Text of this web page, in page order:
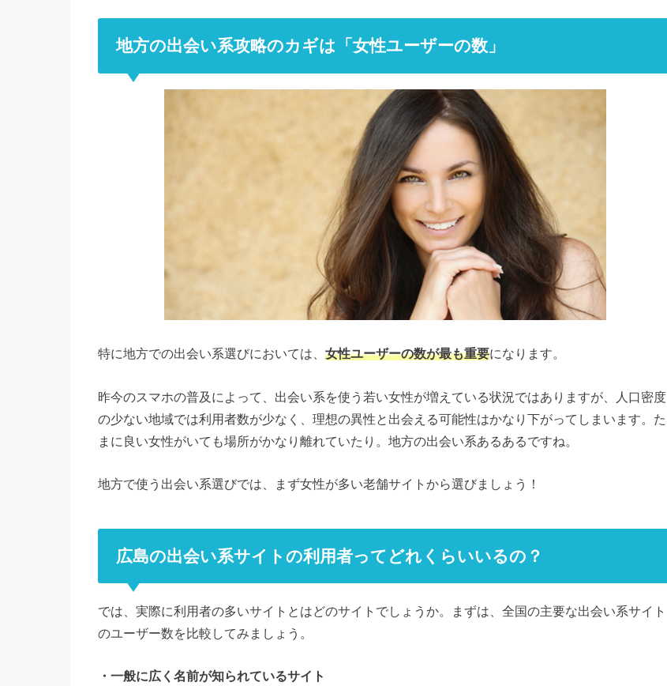
地方の出会い系攻略のカギは「女性ユーザーの数」
特に地方での出会い系選びにおいては、 女性ユーザーの数が最も重要になります。
昨今のスマホの普及によって、出会い系を使う若い女性が増えている状況ではありますが、人口密度
の少ない地域では利用者数が少なく、理想の異性と出会える可能性はかなり下がってしまいます。た
まに良い女性がいても場所がかなり離れていたり。地方の出会い系あるあるですね。
地方で使う出会い系選びでは、まず女性が多い老舗サイトから選びましょう！
広島の出会い系サイトの利用者ってどれくらいいるの？
では、実際に利用者の多いサイトとはどのサイトでしょうか。まずは、全国の主要な出会い系サイト
のユーザー数を比較してみましょう。
・一般に広く名前が知られているサイト